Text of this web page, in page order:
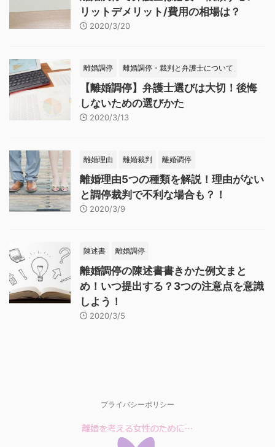
リットデメリット/費用の相場は？
2020/3/20
離婚調停 離婚調停・裁判と弁護士について
【離婚調停】弁護士選びは大切！後悔
しないための選びかた
2020/3/13
離婚理由 離婚裁判 離婚調停
離婚理由5つの種類を解説！理由がない
と調停裁判で不利な場合も？！
2020/3/9
陳述書 離婚調停
離婚調停の陳述書書きかた例文まと
め！いつ提出する？3つの注意点を意識
しよう！
2020/3/5
プライバシーポリシー